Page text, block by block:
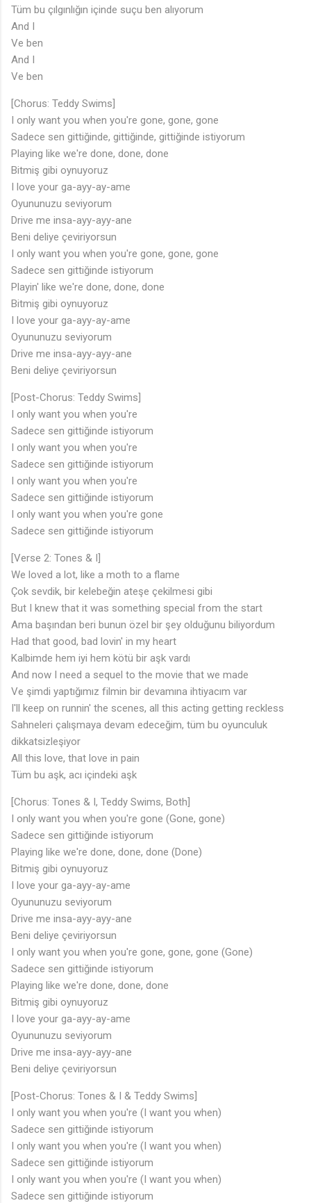
Tüm bu çılgınlığın içinde suçu ben alıyorum
And I
Ve ben
And I
Ve ben
[Chorus: Teddy Swims]
I only want you when you're gone, gone, gone
Sadece sen gittiğinde, gittiğinde, gittiğinde istiyorum
Playing like we're done, done, done
Bitmiş gibi oynuyoruz
I love your ga-ayy-ay-ame
Oyununuzu seviyorum
Drive me insa-ayy-ayy-ane
Beni deliye çeviriyorsun
I only want you when you're gone, gone, gone
Sadece sen gittiğinde istiyorum
Playin' like we're done, done, done
Bitmiş gibi oynuyoruz
I love your ga-ayy-ay-ame
Oyununuzu seviyorum
Drive me insa-ayy-ayy-ane
Beni deliye çeviriyorsun
[Post-Chorus: Teddy Swims]
I only want you when you're
Sadece sen gittiğinde istiyorum
I only want you when you're
Sadece sen gittiğinde istiyorum
I only want you when you're
Sadece sen gittiğinde istiyorum
I only want you when you're gone
Sadece sen gittiğinde istiyorum
[Verse 2: Tones & I]
We loved a lot, like a moth to a flame
Çok sevdik, bir kelebeğin ateşe çekilmesi gibi
But I knew that it was something special from the start
Ama başından beri bunun özel bir şey olduğunu biliyordum
Had that good, bad lovin' in my heart
Kalbimde hem iyi hem kötü bir aşk vardı
And now I need a sequel to the movie that we made
Ve şimdi yaptığımız filmin bir devamına ihtiyacım var
I'll keep on runnin' the scenes, all this acting getting reckless
Sahneleri çalışmaya devam edeceğim, tüm bu oyunculuk
dikkatsizleşiyor
All this love, that love in pain
Tüm bu aşk, acı içindeki aşk
[Chorus: Tones & I, Teddy Swims, Both]
I only want you when you're gone (Gone, gone)
Sadece sen gittiğinde istiyorum
Playing like we're done, done, done (Done)
Bitmiş gibi oynuyoruz
I love your ga-ayy-ay-ame
Oyununuzu seviyorum
Drive me insa-ayy-ayy-ane
Beni deliye çeviriyorsun
I only want you when you're gone, gone, gone (Gone)
Sadece sen gittiğinde istiyorum
Playing like we're done, done, done
Bitmiş gibi oynuyoruz
I love your ga-ayy-ay-ame
Oyununuzu seviyorum
Drive me insa-ayy-ayy-ane
Beni deliye çeviriyorsun
[Post-Chorus: Tones & I & Teddy Swims]
I only want you when you're (I want you when)
Sadece sen gittiğinde istiyorum
I only want you when you're (I want you when)
Sadece sen gittiğinde istiyorum
I only want you when you're (I want you when)
Sadece sen gittiğinde istiyorum